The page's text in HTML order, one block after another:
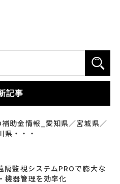
記事
補助金情報_愛知県／宮城県／
県・・・
隔監視システムPROで膨大な
機器管理を効率化